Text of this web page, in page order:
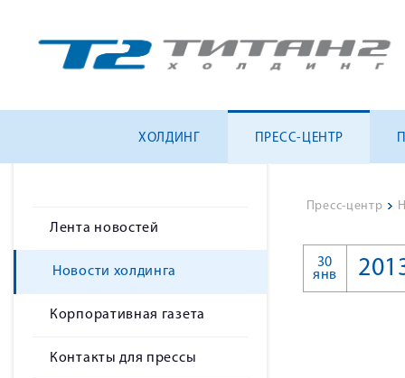
ХОЛДИНГ ПРЕСС-ЦЕНТР
Лента новостей
Новости холдинга
Корпоративная газета
Контакты для прессы
Пресс-центр >
30
янв